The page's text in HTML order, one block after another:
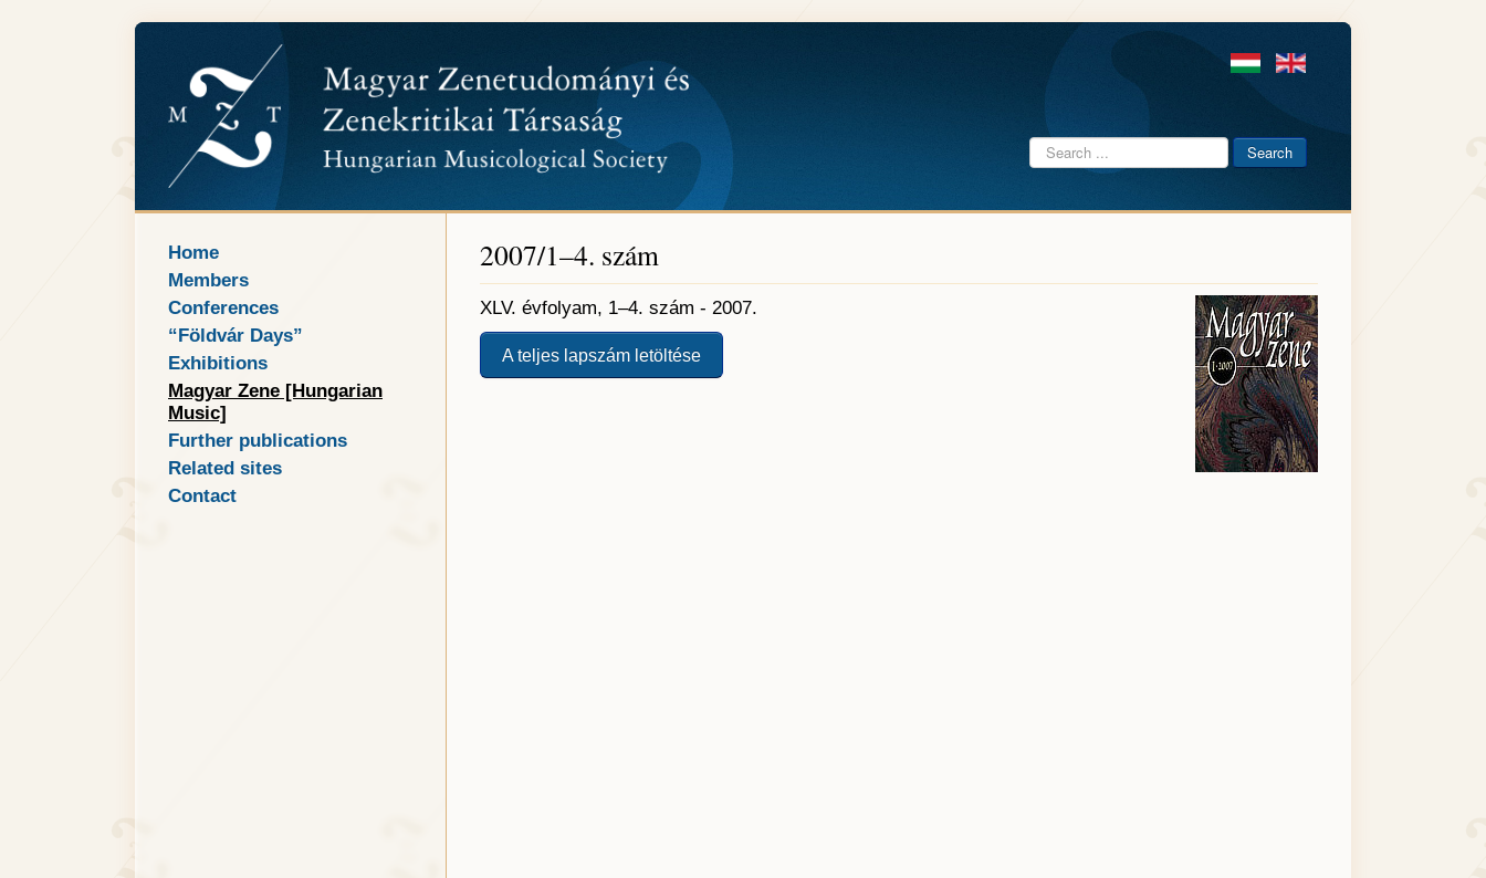
Search
...
Search
Home
Members
Conferences
“Földvár Days”
Exhibitions
Magyar Zene [Hungarian
Music]
Further publications
Related sites
Contact
2007/1–4. szám
XLV. évfolyam, 1–4. szám - 2007.
A teljes lapszám letöltése